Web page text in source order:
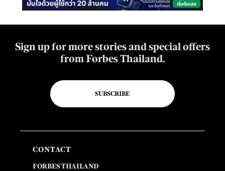
Sign up for more stories and special offers
from Forbes Thailand.
SUBSCRIBE
CONTACT
FORBES THAILAND